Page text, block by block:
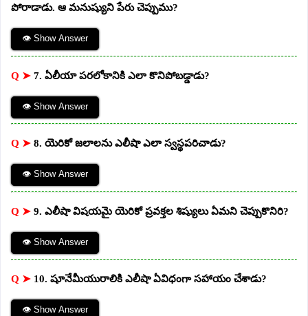
పోరాడాడు. ఆ మనుష్యుని పేరు చెప్పుము?
👁 Show Answer
Q ➤ 7. ఏలీయా పరలోకానికి ఎలా కొనిపోబడ్డాడు?
👁 Show Answer
Q ➤ 8. యెరికో జలాలను ఎలీషా ఎలా స్వస్థపరిచాడు?
👁 Show Answer
Q ➤ 9. ఎలీషా విషయమై యెరికో ప్రవక్తల శిష్యులు ఏమని చెప్పుకొనిరి?
👁 Show Answer
Q ➤ 10. షూనేమీయురాలికి ఎలీషా ఏవిధంగా సహాయం చేశాడు?
👁 Show Answer